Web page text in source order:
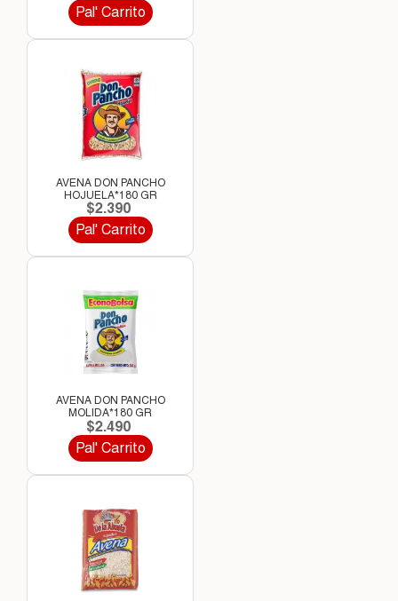
Pal' Carrito
AVENA DON PANCHO
HOJUELA*180 GR
$2.390
Pal' Carrito
AVENA DON PANCHO
MOLIDA*180 GR
$2.490
Pal' Carrito